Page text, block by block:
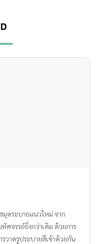
มุดระบายแนวใหม่ จาก
ศจรรย์ยิ่งกว่าเดิม ด้วยการ
วาดรูประบายสีเข้าด้วยกัน